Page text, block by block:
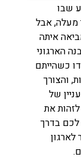
שבו
מעלה, אבל
איתה
הארגוני
כשהייתם
והצורך
של
את
לכם בדרך
לארגון